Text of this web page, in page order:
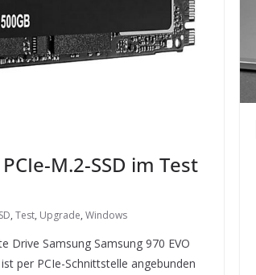
M.2-SSD im Test
, Test, Upgrade, Windows
Drive Samsung Samsung 970 EVO
per PCIe-Schnittstelle angebunden